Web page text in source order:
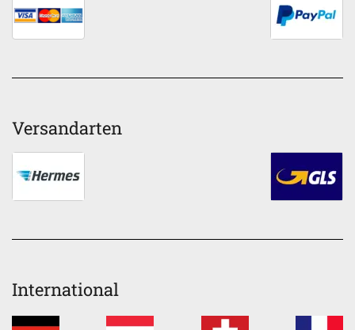
Versandarten
International